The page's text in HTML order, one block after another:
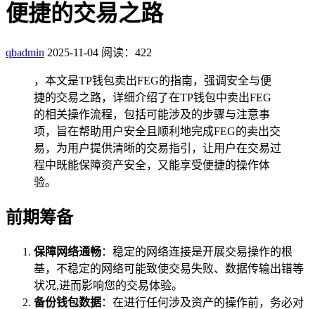
便捷的交易之路
qbadmin 2025-11-04 阅读：422
，本文是TP钱包卖出FEG的指南，强调安全与便
捷的交易之路，详细介绍了在TP钱包中卖出FEG
的相关操作流程，包括可能涉及的步骤与注意事
项，旨在帮助用户安全且顺利地完成FEG的卖出交
易，为用户提供清晰的交易指引，让用户在交易过
程中既能保障资产安全，又能享受便捷的操作体
验。
前期筹备
保障网络通畅：稳定的网络连接是开展交易操作的根
基，不稳定的网络可能致使交易失败、数据传输出错等
状况,进而影响您的交易体验。
备份钱包数据：在进行任何涉及资产的操作前，务必对